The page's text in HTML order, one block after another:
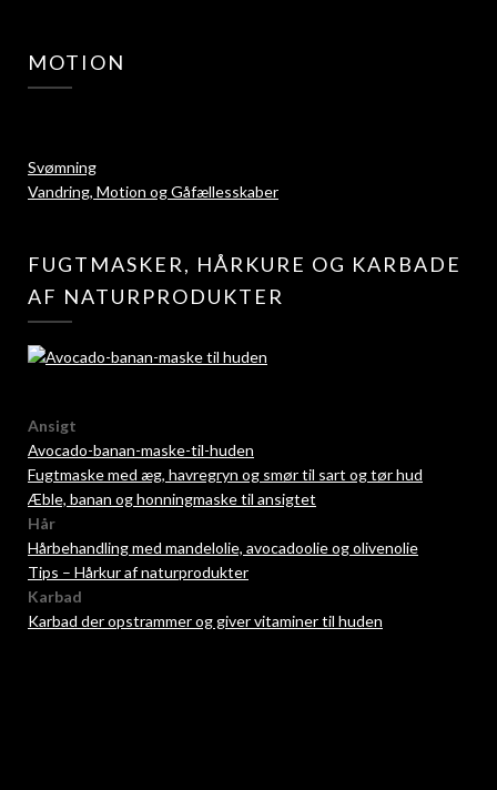
MOTION
Svømning
Vandring, Motion og Gåfællesskaber
FUGTMASKER, HÅRKURE OG KARBADE
AF NATURPRODUKTER
Ansigt
Avocado-banan-maske-til-huden
Fugtmaske med æg, havregryn og smør til sart og tør hud
Æble, banan og honningmaske til ansigtet
Hår
Hårbehandling med mandelolie, avocadoolie og olivenolie
Tips – Hårkur af naturprodukter
Karbad
Karbad der opstrammer og giver vitaminer til huden